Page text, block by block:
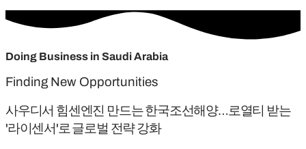
Doing Business in Saudi Arabia
Finding New Opportunities
사우디서 힘센엔진 만드는 한국조선해양…로열티 받는
'라이센서'로 글로벌 전략 강화